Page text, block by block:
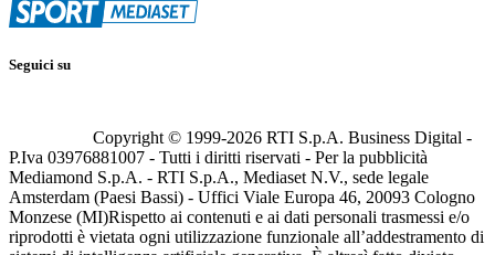
Seguici su
Copyright © 1999-2026 RTI S.p.A. Business Digital -
P.Iva 03976881007 - Tutti i diritti riservati - Per la pubblicità
Mediamond S.p.A. - RTI S.p.A., Mediaset N.V., sede legale
Amsterdam (Paesi Bassi) - Uffici Viale Europa 46, 20093 Cologno
Monzese (MI)Rispetto ai contenuti e ai dati personali trasmessi e/o
riprodotti è vietata ogni utilizzazione funzionale all’addestramento di